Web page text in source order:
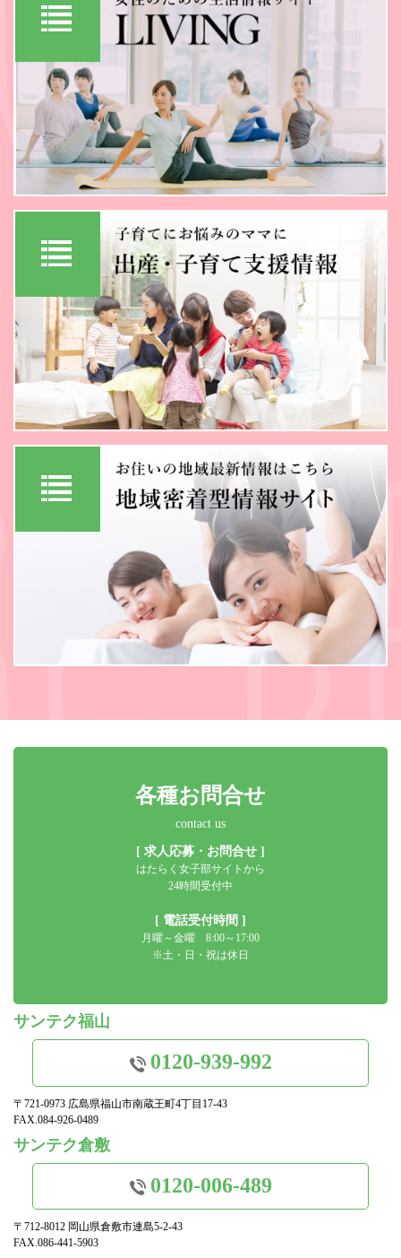
各種お問合せ
contact us
[ 求人応募・お問合せ ]
はたらく女子部サイトから
24時間受付中
[ 電話受付時間 ]
月曜～金曜 8:00～17:00
※土・日・祝は休日
サンテク福山
0120-939-992
〒721-0973 広島県福山市南蔵王町4丁目17-43
FAX.084-926-0489
サンテク倉敷
0120-006-489
〒712-8012 岡山県倉敷市連島5-2-43
FAX.086-441-5903